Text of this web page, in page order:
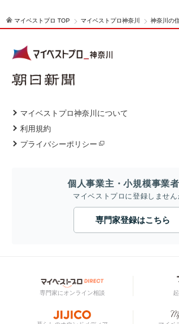
マイベストプロ TOP マイベストプロ神奈川 神奈川の
マイベストプロ神奈川について
利用規約
プライバシーポリシー
個人事業主・小規模事業
マイベストプロに登録しません
専門家登録はこちら
専門家にオンライン相談